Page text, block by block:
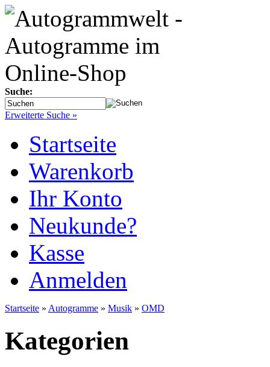
Suche:
Erweiterte Suche »
Startseite
Warenkorb
Ihr Konto
Neukunde?
Kasse
Anmelden
Startseite » Autogramme » Musik » OMD
Kategorien